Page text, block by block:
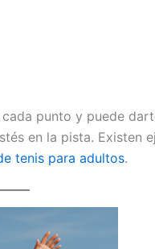
punto y puede
en la pista. Existen
tenis para adultos.